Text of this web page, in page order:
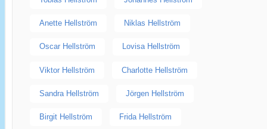
Anette Hellström Niklas Hellström
Oscar Hellström Lovisa Hellström
Viktor Hellström Charlotte Hellström
Sandra Hellström Jörgen Hellström
Birgit Hellström Frida Hellström